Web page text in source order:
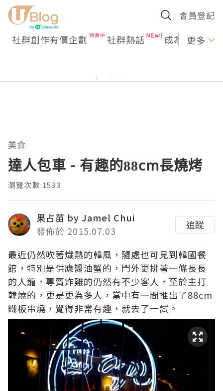
會員登記
社群創作有價企劃 社群熱話 成為U更多
美食
達人包車 - 有趣的88cm長燒烤
瀏覽次數:1533
果占苗 by Jamel Chui
發佈於 2015.07.03
追蹤
最近仍然吹著熾熱的韓風，隨處也可見到韓國餐
館，特別是供應醬油蟹的，門外更排著一條長長
的人龍，專賣炸雞的仍然有不少客人，至於主打
韓燒的，更是更為多人，當中有一間推出了88cm
鐵板串燒，覺得非常有趣，就去了一試。